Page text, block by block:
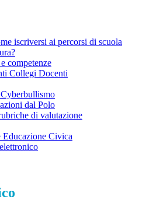
iscriversi ai percorsi di scuola
competenze
Collegi Docenti
dal Polo
di valutazione
Educazione Civica